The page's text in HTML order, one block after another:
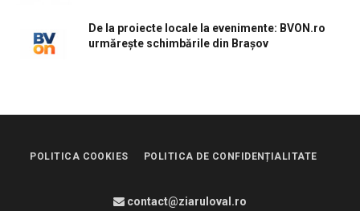
De la proiecte locale la evenimente: BVON.ro
urmărește schimbările din Brașov
POLITICA COOKIES POLITICA DE CONFIDENȚIALITATE
contact@ziaruloval.ro